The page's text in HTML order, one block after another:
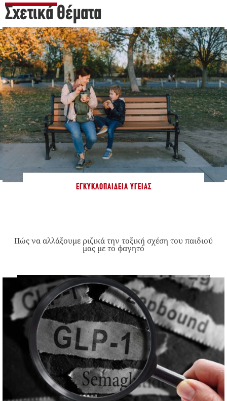
Σχετικά Θέματα
ΕΓΚΥΚΛΟΠΑΊΔΕΙΑ ΥΓΕΊΑΣ
Πώς να αλλάξουμε ριζικά την τοξική σχέση του παιδιού
μας με το φαγητό